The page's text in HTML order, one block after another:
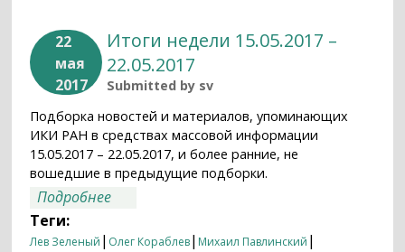
22
мая
2017
Итоги недели 15.05.2017 –
22.05.2017
Submitted by sv
Подборка новостей и материалов, упоминающих
ИКИ РАН в средствах массовой информации
15.05.2017 – 22.05.2017, и более ранние, не
вошедшие в предыдущие подборки.
Подробнее
Теги:
Лев Зеленый | Олег Кораблев| Михаил Павлинский |